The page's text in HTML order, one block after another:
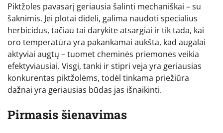
Piktžoles pavasarį geriausia šalinti mechaniškai – su
šaknimis. Jei plotai dideli, galima naudoti specialius
herbicidus, tačiau tai darykite atsargiai ir tik tada, kai
oro temperatūra yra pakankamai aukšta, kad augalai
aktyviai augtų – tuomet cheminės priemonės veikia
efektyviausiai. Visgi, tanki ir stipri veja yra geriausias
konkurentas piktžolėms, todėl tinkama priežiūra
dažnai yra geriausias būdas jas išnaikinti.
Pirmasis šienavimas